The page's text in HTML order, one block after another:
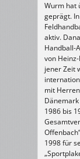
Wurm hat
geprägt.
aktiv.
Handball-
von
jener Zeit
mit
1986 bis
1998 für